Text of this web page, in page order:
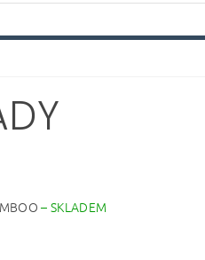
– SKLADEM